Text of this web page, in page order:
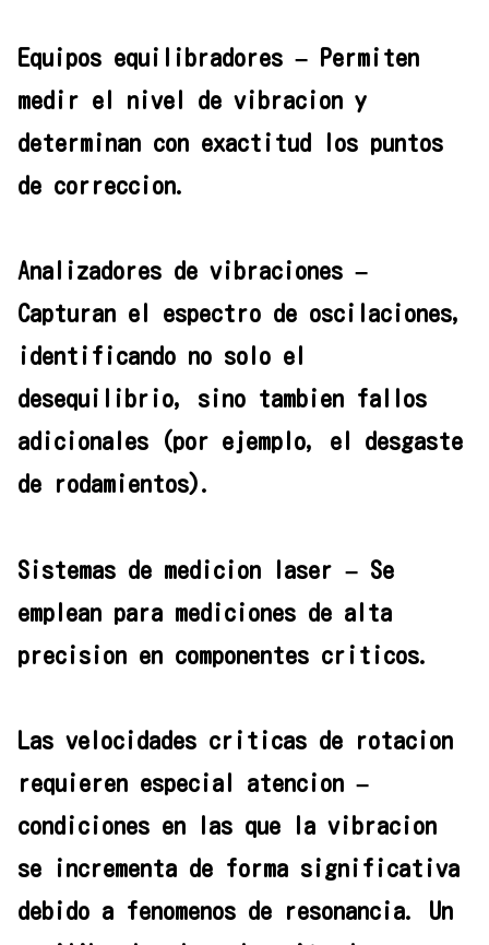
Equipos equilibradores – Permiten
medir el nivel de vibracion y
determinan con exactitud los puntos
de correccion.
Analizadores de vibraciones –
Capturan el espectro de oscilaciones,
identificando no solo el
desequilibrio, sino tambien fallos
adicionales (por ejemplo, el desgaste
de rodamientos).
Sistemas de medicion laser – Se
emplean para mediciones de alta
precision en componentes criticos.
Las velocidades criticas de rotacion
requieren especial atencion –
condiciones en las que la vibracion
se incrementa de forma significativa
debido a fenomenos de resonancia. Un